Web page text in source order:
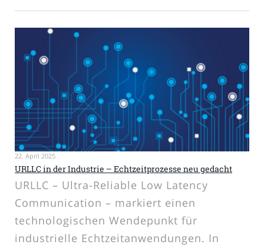
22. April 2025
URLLC in der Industrie – Echtzeitprozesse neu gedacht
URLLC – Ultra-Reliable Low Latency
Communication – markiert einen
technologischen Wendepunkt für
industrielle Echtzeitanwendungen. In